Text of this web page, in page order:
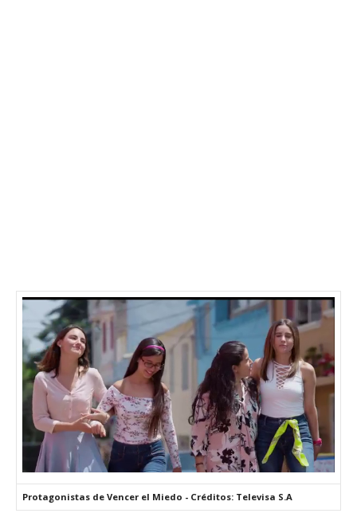
Protagonistas de Vencer el Miedo - Créditos: Televisa S.A